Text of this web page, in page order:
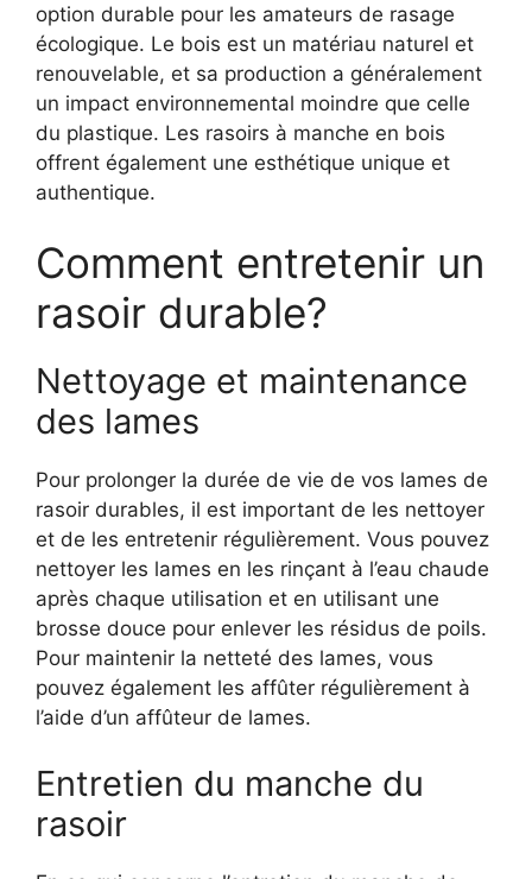
option durable pour les amateurs de rasage
écologique. Le bois est un matériau naturel et
renouvelable, et sa production a généralement
un impact environnemental moindre que celle
du plastique. Les rasoirs à manche en bois
offrent également une esthétique unique et
authentique.
Comment entretenir un
rasoir durable?
Nettoyage et maintenance
des lames
Pour prolonger la durée de vie de vos lames de
rasoir durables, il est important de les nettoyer
et de les entretenir régulièrement. Vous pouvez
nettoyer les lames en les rinçant à l’eau chaude
après chaque utilisation et en utilisant une
brosse douce pour enlever les résidus de poils.
Pour maintenir la netteté des lames, vous
pouvez également les affûter régulièrement à
l’aide d’un affûteur de lames.
Entretien du manche du
rasoir